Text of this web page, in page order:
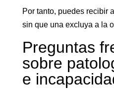
Por tanto, puedes recibir
sin que una excluya a la
Preguntas
sobre
e